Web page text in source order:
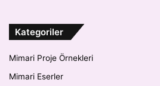
Kategoriler
Mimari Proje Örnekleri
Mimari Eserler